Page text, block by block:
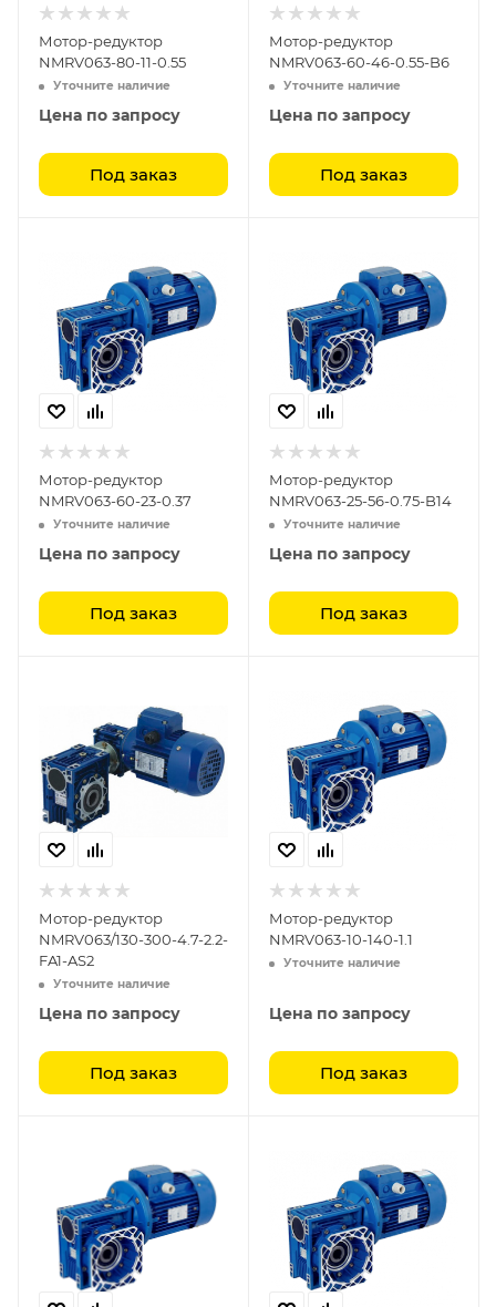
Мотор-редуктор
NMRV063-80-11-0.55
Уточните наличие
Цена по запросу
Под заказ
Мотор-редуктор
NMRV063-60-46-0.55-B6
Уточните наличие
Цена по запросу
Под заказ
Мотор-редуктор
NMRV063-60-23-0.37
Уточните наличие
Цена по запросу
Под заказ
Мотор-редуктор
NMRV063-25-56-0.75-B14
Уточните наличие
Цена по запросу
Под заказ
Мотор-редуктор
NMRV063/130-300-4.7-2.2-
FA1-AS2
Уточните наличие
Цена по запросу
Под заказ
Мотор-редуктор
NMRV063-10-140-1.1
Уточните наличие
Цена по запросу
Под заказ